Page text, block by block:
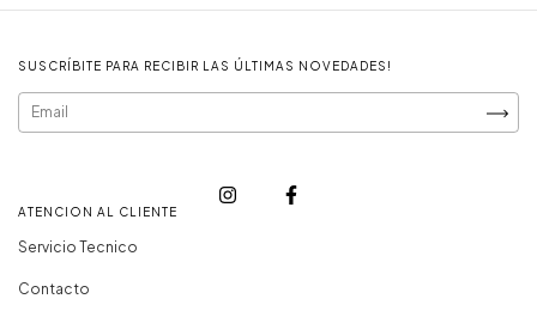
SUSCRÍBITE PARA RECIBIR LAS ÚLTIMAS NOVEDADES!
ATENCION AL CLIENTE
Servicio Tecnico
Contacto